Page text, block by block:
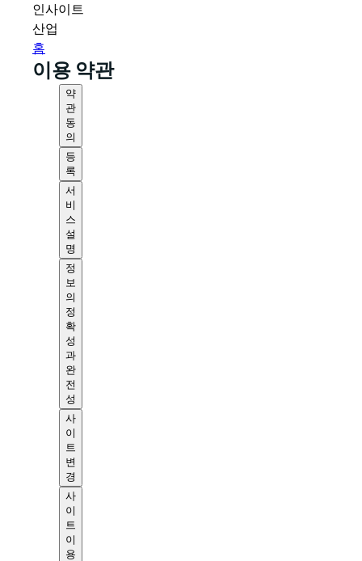
인사이트
산업
홈
이용 약관
약
관
동
의
등
록
서
비
스
설
명
정
보
의
정
확
성
과
완
전
성
사
이
트
변
경
사
이
트
이
용